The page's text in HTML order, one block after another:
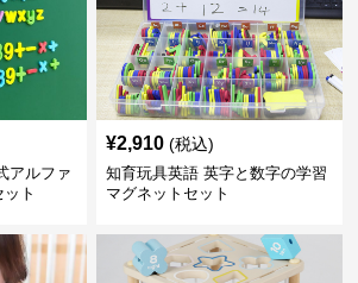
アルファ
ト
¥2,910 (税込)
知育玩具英語 英字と数字の学習
マグネットセット